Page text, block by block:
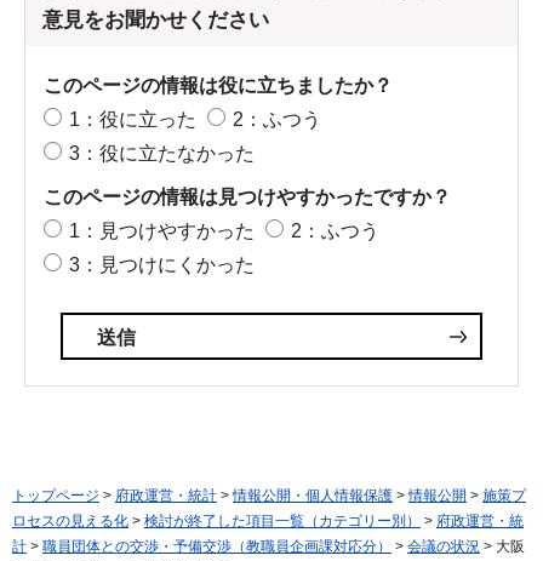
意見をお聞かせください
このページの情報は役に立ちましたか？
1：役に立った
2：ふつう
3：役に立たなかった
このページの情報は見つけやすかったですか？
1：見つけやすかった
2：ふつう
3：見つけにくかった
トップページ > 府政運営・統計 >情報公開・個人情報保護 >情報公開 > 施策プ
ロセスの見える化 > 検討が終了した項目一覧（カテゴリー別） > 府政運営・統
計 > 職員団体との交渉・予備交渉（教職員企画課対応分） > 会議の状況 > 大阪